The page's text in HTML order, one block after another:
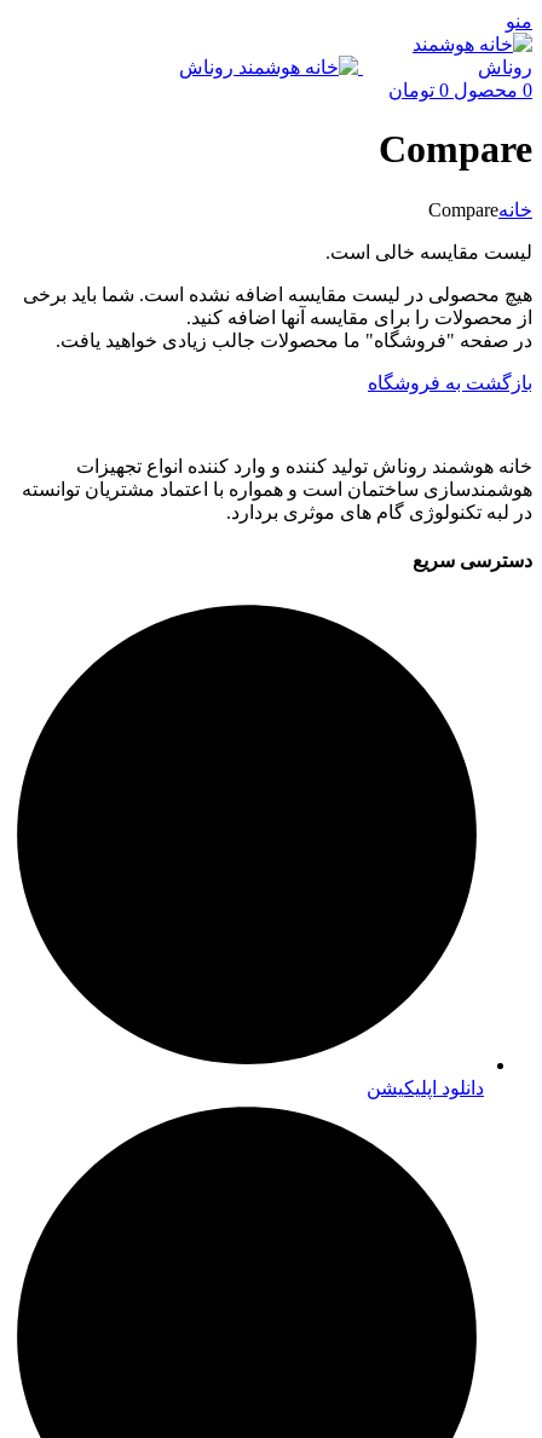
منو
0 محصول 0 تومان
Compare
خانهCompare
لیست مقایسه خالی است.
هیچ محصولی در لیست مقایسه اضافه نشده است. شما باید برخی
از محصولات را برای مقایسه آنها اضافه کنید.
در صفحه "فروشگاه" ما محصولات جالب زیادی خواهید یافت.
بازگشت به فروشگاه
خانه هوشمند روناش تولید کننده و وارد کننده انواع تجهیزات
هوشمندسازی ساختمان است و همواره با اعتماد مشتریان توانسته
در لبه تکنولوژی گام های موثری بردارد.
دسترسی سریع
دانلود اپلیکیشن